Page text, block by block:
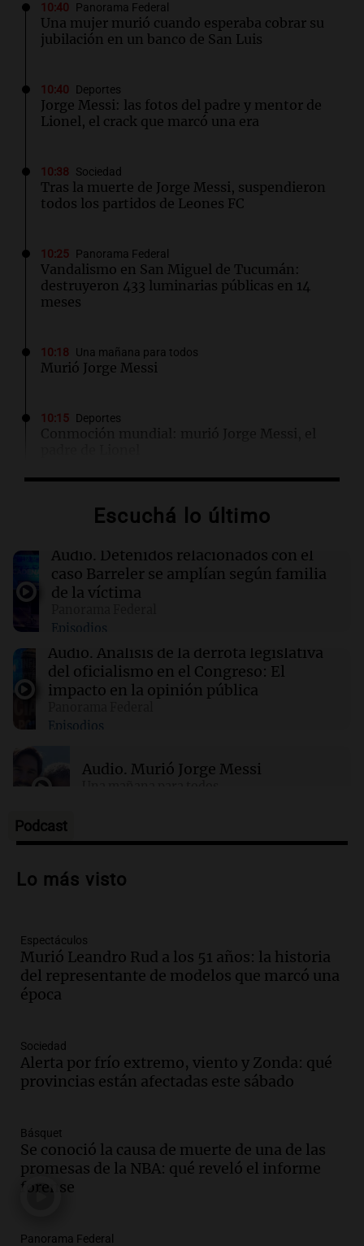
10:40 Panorama Federal
Una mujer murió cuando esperaba cobrar su
jubilación en un banco de San Luis
10:40 Deportes
Jorge Messi: las fotos del padre y mentor de
Lionel, el crack que marcó una era
10:38 Sociedad
Tras la muerte de Jorge Messi, suspendieron
todos los partidos de Leones FC
10:25 Panorama Federal
Vandalismo en San Miguel de Tucumán:
destruyeron 433 luminarias públicas en 14
meses
10:18 Una mañana para todos
Murió Jorge Messi
10:15 Deportes
Conmoción mundial: murió Jorge Messi, el
Estiman que la inflación nacional de julio será
10:10 Panorama Federal
Investigan un asalto millonario a la
09:50 Panorama Federal
Chile planteó mejorar la conectividad
fronteriza, aérea y digital con Jujuy
Escuchá lo último
Audio. Detenidos relacionados con el
caso Barreler se amplían según familia
de la víctima
Episodios
Audio. Análisis de la derrota legislativa
del oficialismo en el Congreso: El
impacto en la opinión pública
Episodios
Audio. Murió Jorge Messi
Audio.Mateo, a los 25 años, lucha
para poder seguir viviend
Audio.
de julio será menor al 2,9% registrado
en CABA
Una mañana para todos
Audio.
protocolo contra ciberbullying y
grooming en escuelas de Salta
Audio. Desayuno ideal: nutrición
personalizada y diversidad para romper
el ayuno nocturno
Panorama Federal
Audio.Altas Cumbres: rescataron a una
Podcast
Lo más visto
Espectáculos
Murió Leandro Rud a los 51 años: la historia
del representante de modelos que marcó una
época
Sociedad
Alerta por frío extremo, viento y Zonda: qué
provincias están afectadas este sábado
Básquet
Se conoció la causa de muerte de una de las
promesas de la NBA: qué reveló el informe
forense
Panorama Federal